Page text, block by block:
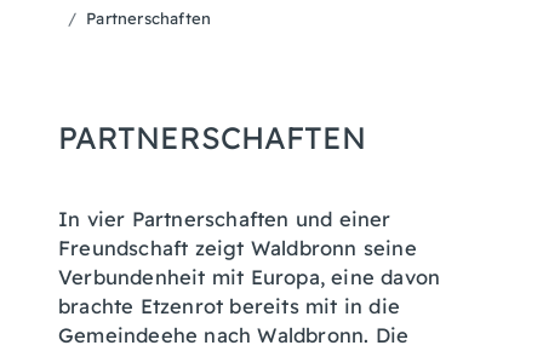
Partnerschaften
PARTNERSCHAFTEN
In vier Partnerschaften und einer
Freundschaft zeigt Waldbronn seine
Verbundenheit mit Europa, eine davon
brachte Etzenrot bereits mit in die
Gemeindeehe nach Waldbronn. Die